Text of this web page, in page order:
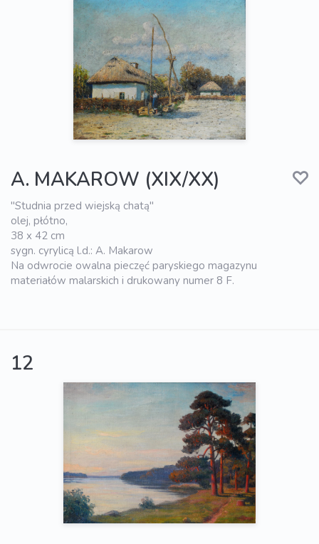
A. MAKAROW (XIX/XX)
"Studnia przed wiejską chatą"
olej, płótno,
38 x 42 cm
sygn. cyrylicą l.d.: A. Makarow
Na odwrocie owalna pieczęć paryskiego magazynu
materiałów malarskich i drukowany numer 8 F.
12